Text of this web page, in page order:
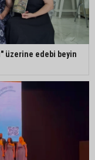
üzerine edebi beyin